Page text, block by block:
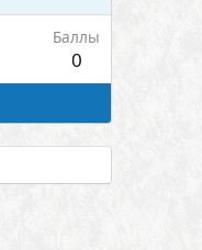
Баллы
0